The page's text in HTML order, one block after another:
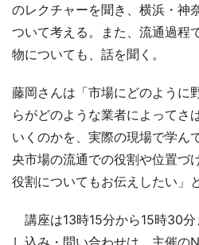
のレクチャーを聞き、横浜・神
ついて考える。また、流通過程
物についても、話を聞く。
藤岡さんは「市場にどのように
らがどのような業者によってさ
いくのかを、実際の現場で学ん
央市場の流通での役割や位置づ
役割についてもお伝えしたい」
講座は13時15分から15時30
し込み・問い合わせは、主催の